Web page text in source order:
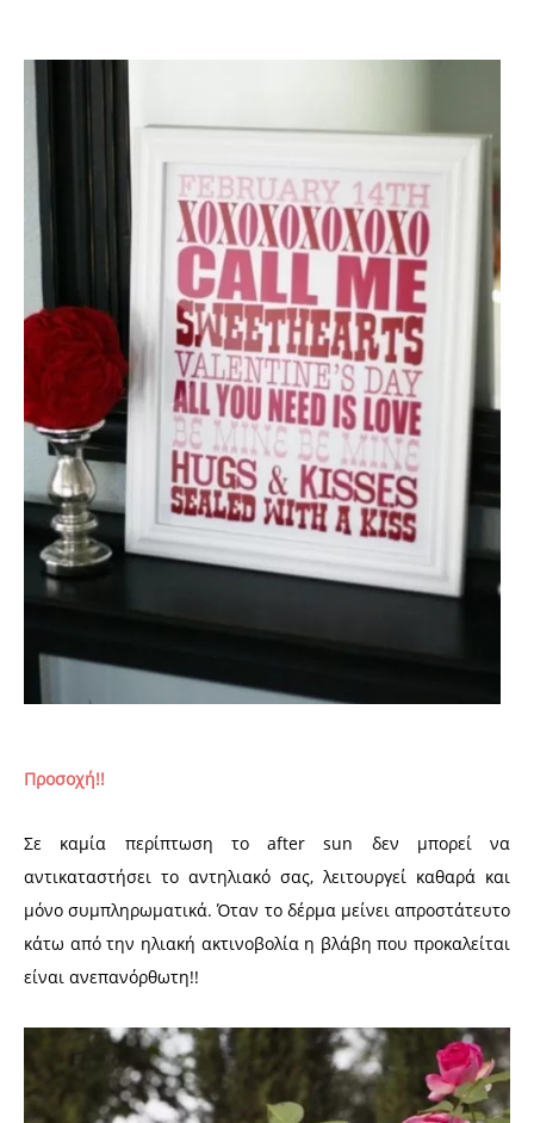
Προσοχή!!
Σε καμία περίπτωση το after sun δεν μπορεί να
αντικαταστήσει το αντηλιακό σας, λειτουργεί καθαρά και
μόνο συμπληρωματικά. Όταν το δέρμα μείνει απροστάτευτο
κάτω από την ηλιακή ακτινοβολία η βλάβη που προκαλείται
είναι ανεπανόρθωτη!!